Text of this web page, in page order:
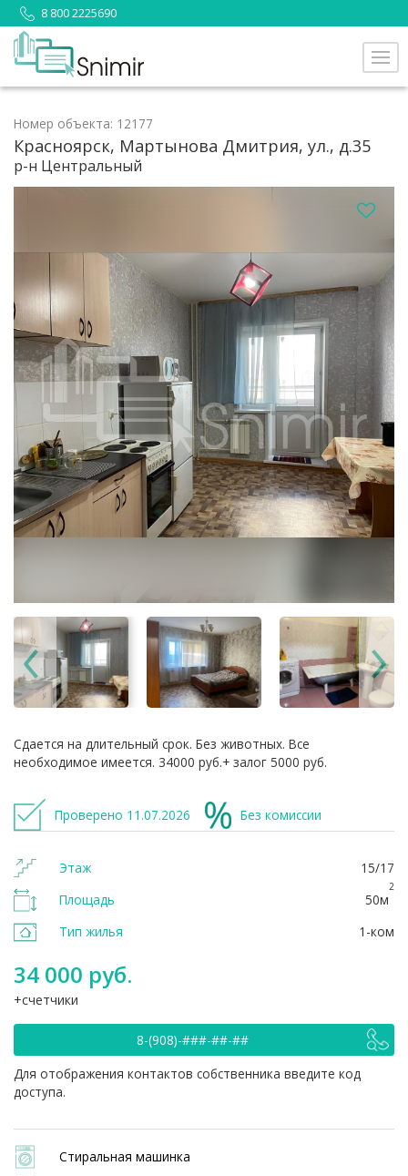
8 800 2225690
Номер объекта: 12177
Красноярск, Мартынова Дмитрия, ул., д.35
р-н Центральный
Сдается на длительный срок. Без животных. Все
необходимое имеется. 34000 руб.+ залог 5000 руб.
Проверено 11.07.2026 Без комиссии
Этаж
15/17
Площадь
50м
2
Тип жилья 1-ком
34 000 руб.
счетчики
8-(908)-###-##-##
Для отображения контактов собственника введите код
доступа.
Стиральная машинка